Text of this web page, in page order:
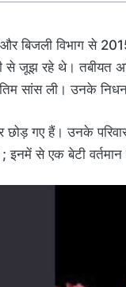
बिजली विभाग से
से जूझ रहे थे।
सांस ली। उनके
गए हैं। उनके
इनमें से एक बेटी